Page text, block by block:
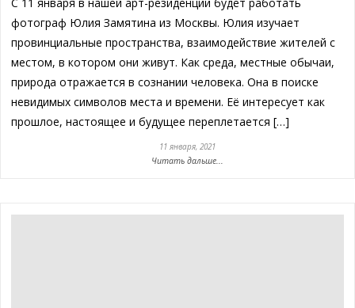
фотограф Юлия Замятина из Москвы. Юлия изучает
провинциальные пространства, взаимодействие жителей с
местом, в котором они живут. Как среда, местные обычаи,
природа отражается в сознании человека. Она в поиске
невидимых символов места и времени. Её интересует как
прошлое, настоящее и будущее переплетается […]
11 января, 2021
Читать дальше...